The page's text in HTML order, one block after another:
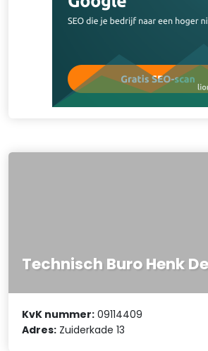
Technisch Buro Henk
KvK nummer: 09114409
Adres: Zuiderkade 13